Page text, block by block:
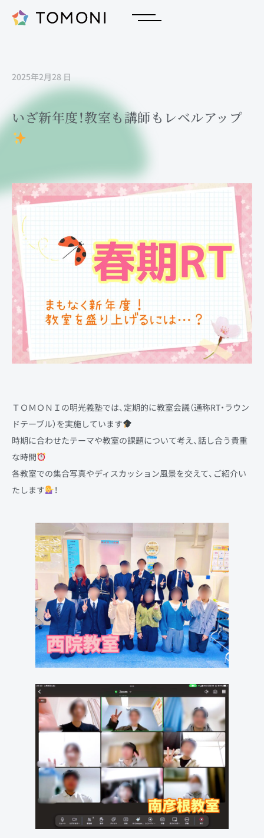
2025年2月28 日
いざ新年度！教室も講師もレベルアップ
ＴＯＭＯＮＩの明光義塾では、定期的に教室会議（通称RT・ラウン
ドテーブル）を実施しています
時期に合わせたテーマや教室の課題について考え、話し合う貴重
な時間
各教室での集合写真やディスカッション風景を交えて、ご紹介い
たします
！